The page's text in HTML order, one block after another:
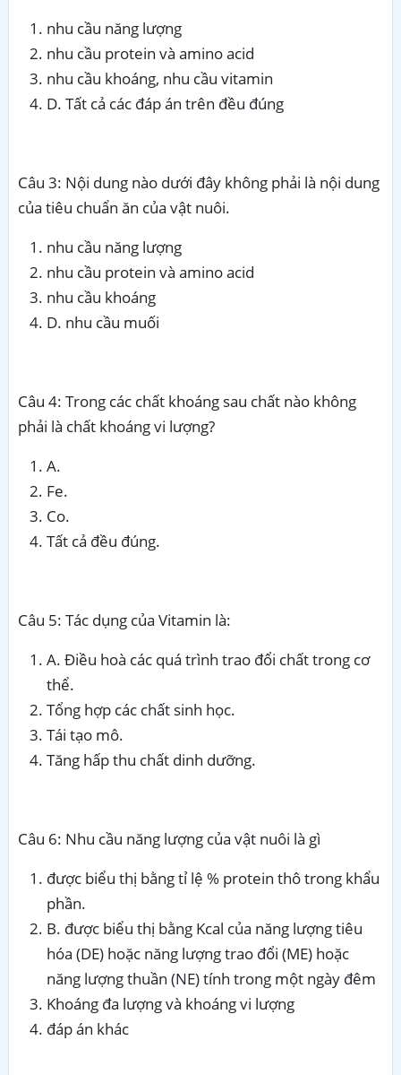
nhu cầu năng lượng
nhu cầu protein và amino acid
nhu cầu khoáng, nhu cầu vitamin
D. Tất cả các đáp án trên đều đúng
Câu 3: Nội dung nào dưới đây không phải là nội dung
của tiêu chuẩn ăn của vật nuôi.
nhu cầu năng lượng
nhu cầu protein và amino acid
nhu cầu khoáng
D. nhu cầu muối
Câu 4: Trong các chất khoáng sau chất nào không
phải là chất khoáng vi lượng?
A.
Fe.
Co.
Tất cả đều đúng.
Câu 5: Tác dụng của Vitamin là:
A. Điều hoà các quá trình trao đổi chất trong cơ
thể.
Tổng hợp các chất sinh học.
Tái tạo mô.
Tăng hấp thu chất dinh dưỡng.
Câu 6: Nhu cầu năng lượng của vật nuôi là gì
được biểu thị bằng tỉ lệ % protein thô trong khẩu
phần.
B. được biểu thị bằng Kcal của năng lượng tiêu
hóa (DE) hoặc năng lượng trao đổi (ME) hoặc
năng lượng thuần (NE) tính trong một ngày đêm
Khoáng đa lượng và khoáng vi lượng
đáp án khác